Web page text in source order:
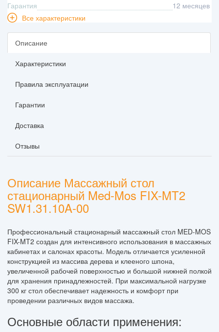
Гарантия
12 месяцев
Все характеристики
Описание
Характеристики
Правила эксплуатации
Гарантии
Доставка
Отзывы
Описание Массажный стол
стационарный Med-Mos FIX-MT2
SW1.31.10A-00
Профессиональный стационарный массажный стол MED-MOS
FIX-MT2 создан для интенсивного использования в массажных
кабинетах и салонах красоты. Модель отличается усиленной
конструкцией из массива дерева и клееного шпона,
увеличенной рабочей поверхностью и большой нижней полкой
для хранения принадлежностей. При максимальной нагрузке
300 кг стол обеспечивает надежность и комфорт при
проведении различных видов массажа.
Основные области применения: